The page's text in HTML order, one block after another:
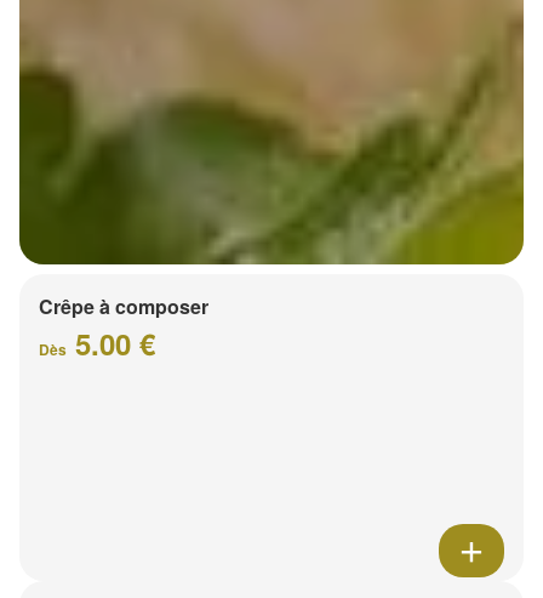
Crêpe à composer
Dès 5.00 €